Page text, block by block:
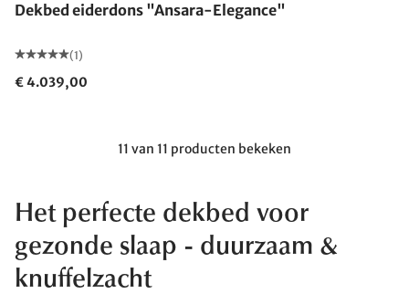
Dekbed eiderdons "Ansara-Elegance"
(1)
€ 4.039,00
11 van 11 producten bekeken
Het perfecte dekbed voor
gezonde slaap - duurzaam &
knuffelzacht